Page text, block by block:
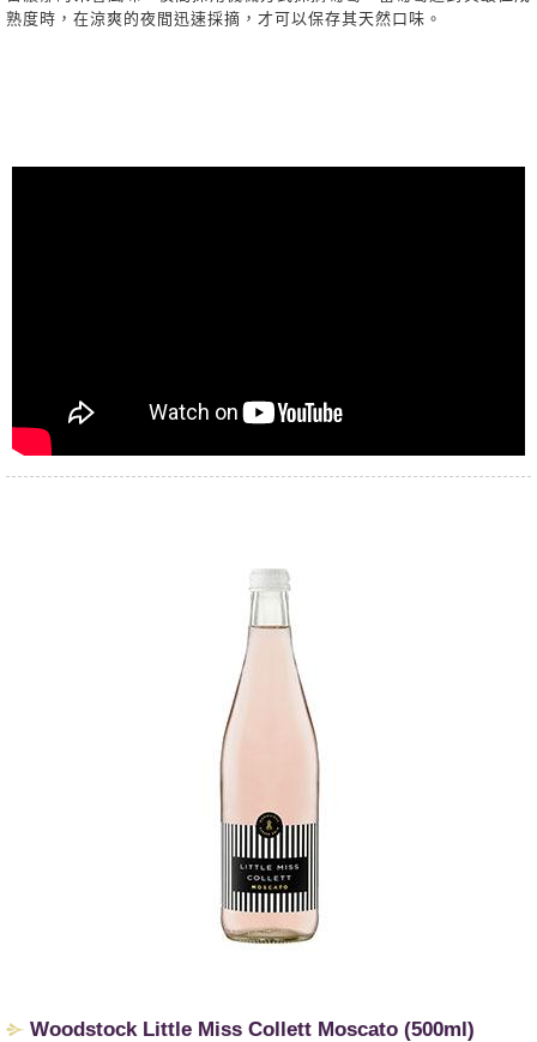
熟度時，在涼爽的夜間迅速採摘，才可以保存其天然口味。
​Woodstock Little Miss Collett Moscato (500ml)